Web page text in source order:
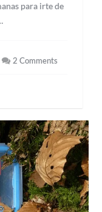
para irte de
2 Comments